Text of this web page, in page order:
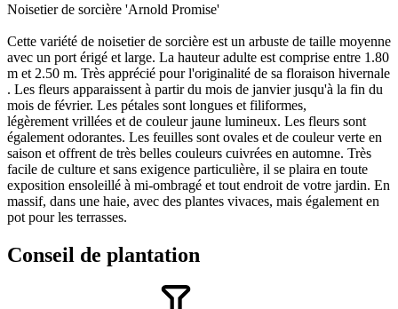
Noisetier de sorcière 'Arnold Promise'
Cette variété de noisetier de sorcière est un arbuste de taille moyenne
avec un port érigé et large. La hauteur adulte est comprise entre 1.80
m et 2.50 m. Très apprécié pour l'originalité de sa floraison hivernale
. Les fleurs apparaissent à partir du mois de janvier jusqu'à la fin du
mois de février. Les pétales sont longues et filiformes,
légèrement vrillées et de couleur jaune lumineux. Les fleurs sont
également odorantes. Les feuilles sont ovales et de couleur verte en
saison et offrent de très belles couleurs cuivrées en automne. Très
facile de culture et sans exigence particulière, il se plaira en toute
exposition ensoleillé à mi-ombragé et tout endroit de votre jardin. En
massif, dans une haie, avec des plantes vivaces, mais également en
pot pour les terrasses.
Conseil de plantation